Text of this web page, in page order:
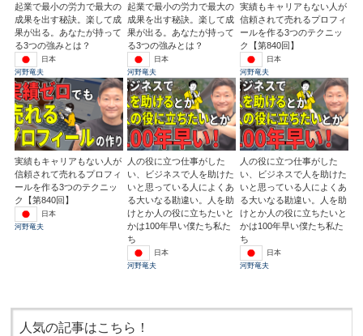
起業で最小の労力で最大の
成果を出す秘訣。楽して成
果が出る。あなたが持って
る3つの強みとは？
日本
河野竜夫
起業で最小の労力で最大の
成果を出す秘訣。楽して成
果が出る。あなたが持って
る3つの強みとは？
日本
河野竜夫
実績もキャリアもない人が
信頼されて売れるプロフィ
ールを作る3つのテクニッ
ク【第840回】
日本
河野竜夫
実績もキャリアもない人が
信頼されて売れるプロフィ
ールを作る3つのテクニッ
ク【第840回】
日本
河野竜夫
人の役に立つ仕事がした
い、ビジネスで人を助けた
いと思っている人によくあ
る大いなる勘違い。人を助
けとか人の役に立ちたいと
かは100年早い僕たち私た
ち
日本
河野竜夫
人の役に立つ仕事がした
い、ビジネスで人を助けた
いと思っている人によくあ
る大いなる勘違い。人を助
けとか人の役に立ちたいと
かは100年早い僕たち私た
ち
日本
河野竜夫
人気の記事はこちら！